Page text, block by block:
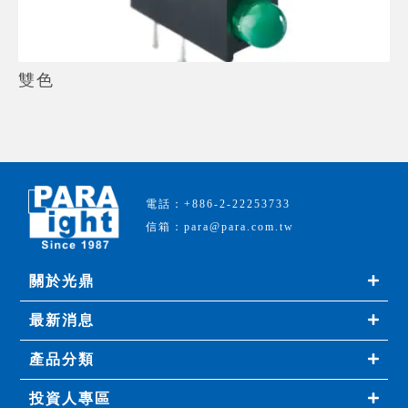
雙色
電話：+886-2-22253733
信箱：para@para.com.tw
關於光鼎
最新消息
產品分類
投資人專區